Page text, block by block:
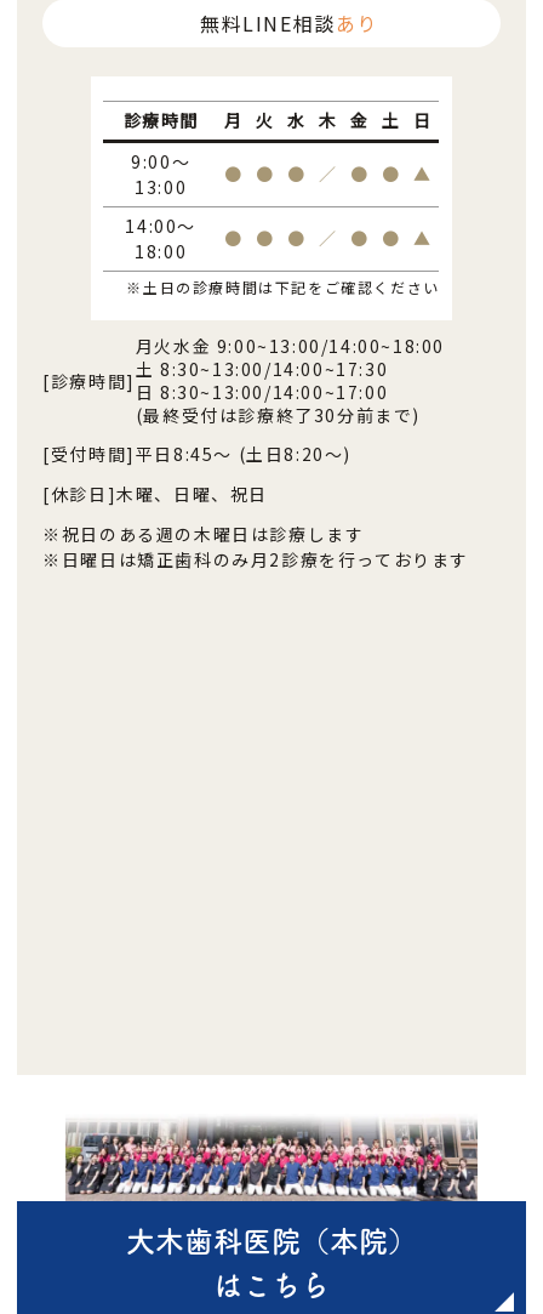
無料LINE相談あり
診療時間 月 火 水 木 金 土
日
9:00～
13:00
● ● ● ／ ● ● ▲
14:00～
18:00
● ● ● ／ ● ● ▲
※土日の診療時間は下記をご確認ください
[診療時間]
月火水金 9:00~13:00/14:00~18:00
土 8:30~13:00/14:00~17:30
日 8:30~13:00/14:00~17:00
(最終受付は診療終了30分前まで)
[受付時間] 平日8:45〜 (土日8:20〜)
[休診日]木曜、日曜、祝日
※祝日のある週の木曜日は診療します
※日曜日は矯正歯科のみ月2診療を行っております
大木歯科医院（本院）
はこちら